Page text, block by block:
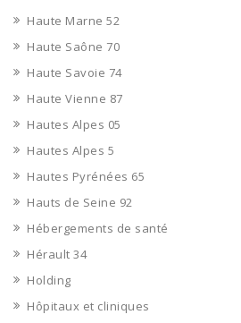
Haute Marne 52
Haute Saône 70
Haute Savoie 74
Haute Vienne 87
Hautes Alpes 05
Hautes Alpes 5
Hautes Pyrénées 65
Hauts de Seine 92
Hébergements de santé
Hérault 34
Holding
Hôpitaux et cliniques